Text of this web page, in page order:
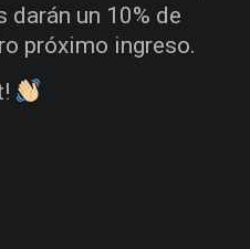
darán un 10% de
próximo ingreso.